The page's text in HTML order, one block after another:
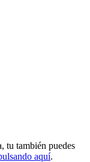
tu también puedes
aquí.